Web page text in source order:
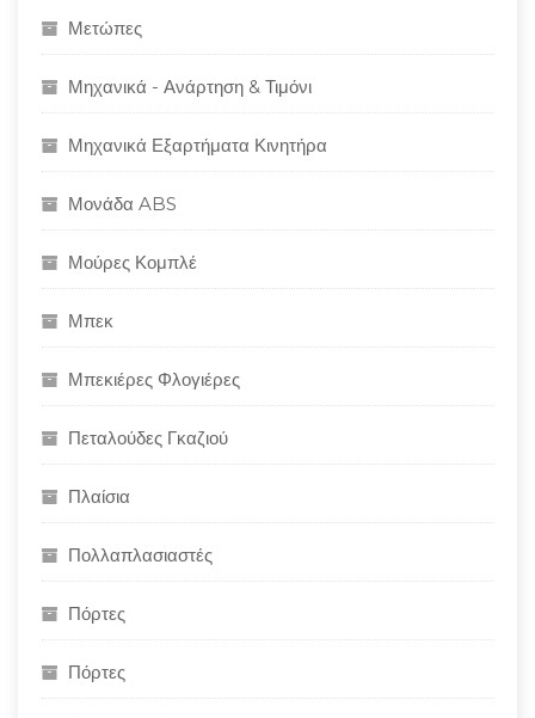
Μετώπες
Μηχανικά - Ανάρτηση & Τιμόνι
Μηχανικά Εξαρτήματα Κινητήρα
Μονάδα ABS
Μούρες Κομπλέ
Μπεκ
Μπεκιέρες Φλογιέρες
Πεταλούδες Γκαζιού
Πλαίσια
Πολλαπλασιαστές
Πόρτες
Πόρτες